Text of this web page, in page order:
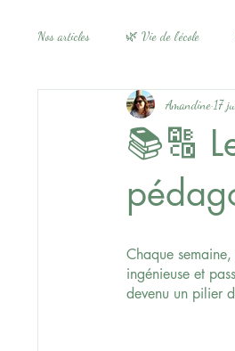
Nos articles 🌿 Vie de l’école
📚🔠
Amandine 17
Chaque
ingénieuse et
devenu un pilier